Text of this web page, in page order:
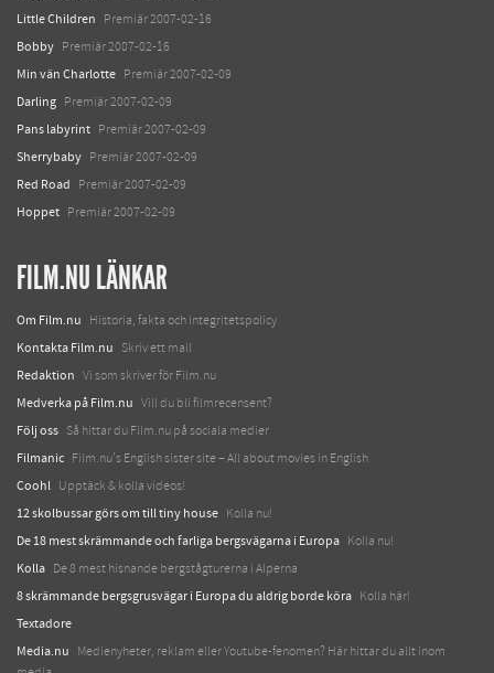
Little Children Premiär 2007-02-16
Bobby Premiär 2007-02-16
Min vän Charlotte Premiär 2007-02-09
Darling Premiär 2007-02-09
Pans labyrint Premiär 2007-02-09
Sherrybaby Premiär 2007-02-09
Red Road Premiär 2007-02-09
Hoppet Premiär 2007-02-09
FILM.NU LÄNKAR
Om Film.nu Historia, fakta och integritetspolicy
Kontakta Film.nu Skriv ett mail
Redaktion Vi som skriver för Film.nu
Medverka på Film.nu Vill du bli filmrecensent?
Följ oss Så hittar du Film.nu på sociala medier
Filmanic Film.nu's English sister site – All about movies in English
Coohl Upptäck & kolla videos!
12 skolbussar görs om till tiny house Kolla nu!
De 18 mest skrämmande och farliga bergsvägarna i Europa Kolla nu!
Kolla De 8 mest hisnande bergstågturerna i Alperna
8 skrämmande bergsgrusvägar i Europa du aldrig borde köra Kolla här!
Textadore
Media.nu
Medienyheter, reklam eller Youtube-fenomen? Här hittar du allt inom